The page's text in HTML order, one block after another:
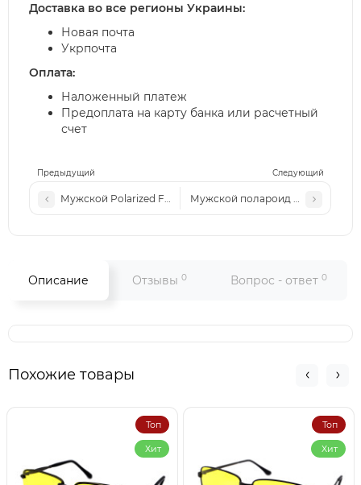
Предыдущий Следующий
Мужской Polarized FER 2312 с2 черные-матовые
Мужской полароид PD 2420
Доставка во все регионы Украины:
Новая почта
Укрпочта
Оплата:
Наложенный платеж
Предоплата на карту банка или расчетный
счет
Описание Отзывы 0 Вопрос - ответ 0
Похожие товары
Топ
Хит
Топ
Хит